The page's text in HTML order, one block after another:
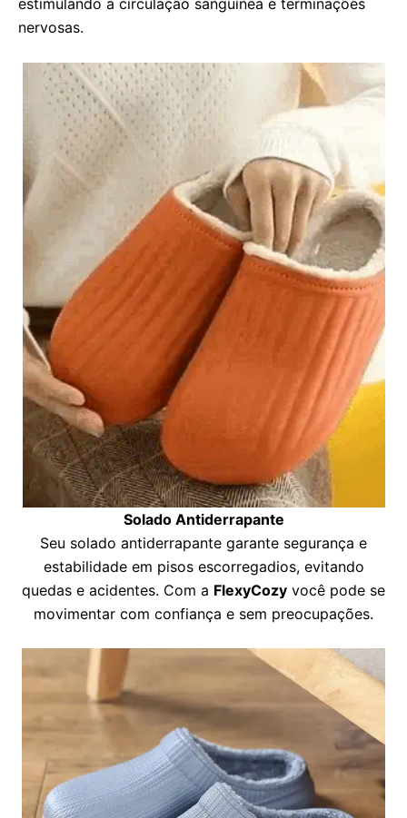
estimulando a circulação sanguínea e terminações
nervosas.
Solado Antiderrapante
Seu solado antiderrapante garante segurança e
estabilidade em pisos escorregadios, evitando
quedas e acidentes. Com a FlexyCozy você pode se
movimentar com confiança e sem preocupações.